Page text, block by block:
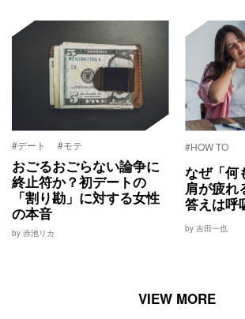
#デート #モテ
おごるおごらない論争に
終止符か？初デートの
「割り勘」に対する女性
の本音
by 赤池リカ
#HOW TO
なぜ「何
肩が疲れ
答えは呼
by 吉田一也
VIEW MORE